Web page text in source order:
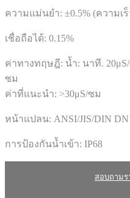
ความแม่นยำ: ±0.5% (ความเ
เชื่อถือได้: 0.15%
ค่าทางทฤษฎี: น้ำ: นาที.
ซม
ค่าที่แนะนำ: >30μS/ซม
หน้าแปลน: ANSI/JIS/DIN
การป้องกันน้ำเข้า: IP68
สอบถามร